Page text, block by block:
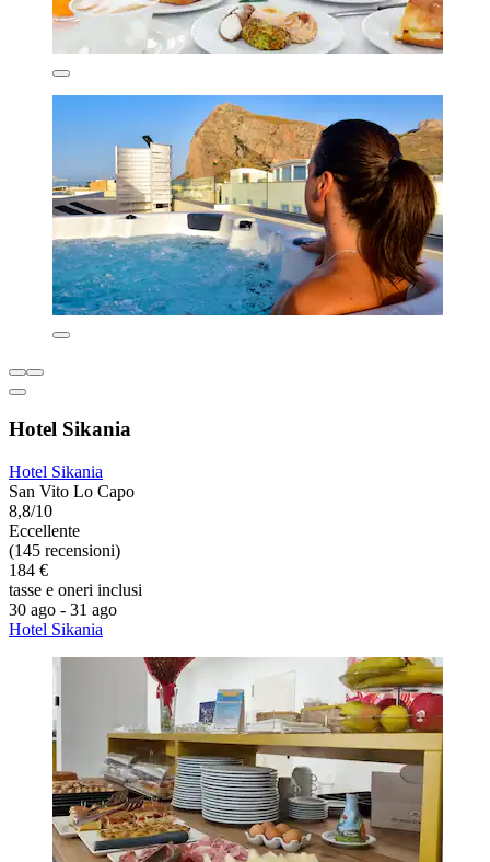
Hotel Sikania
Hotel Sikania
San Vito Lo Capo
8,8/10
Eccellente
(145 recensioni)
184 €
tasse e oneri inclusi
30 ago - 31 ago
Hotel Sikania